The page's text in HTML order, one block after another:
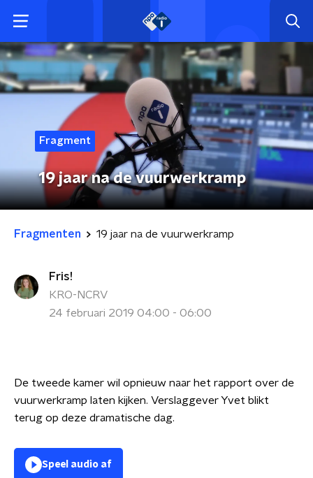
Fragment
19 jaar na de vuurwerkramp
Fragmenten 19 jaar na de vuurwerkramp
Fris!
KRO-NCRV
24 februari 2019 04:00 - 06:00
De tweede kamer wil opnieuw naar het rapport over de
vuurwerkramp laten kijken. Verslaggever Yvet blikt
terug op deze dramatische dag.
Speel audio af